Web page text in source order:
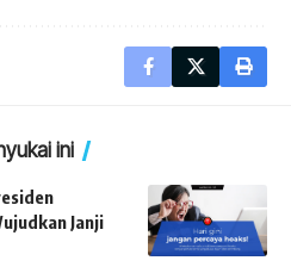
ini
Janji